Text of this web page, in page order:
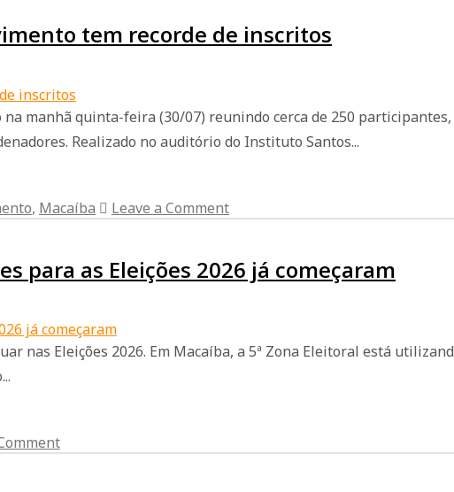
tem recorde de inscritos
manhã quinta-feira (30/07) reunindo cerca de 250
Realizado no auditório do Instituto Santos...
, Macaíba
Leave a Comment
para as Eleições 2026 já começaram
nas Eleições 2026. Em Macaíba, a 5ª Zona Eleitoral está